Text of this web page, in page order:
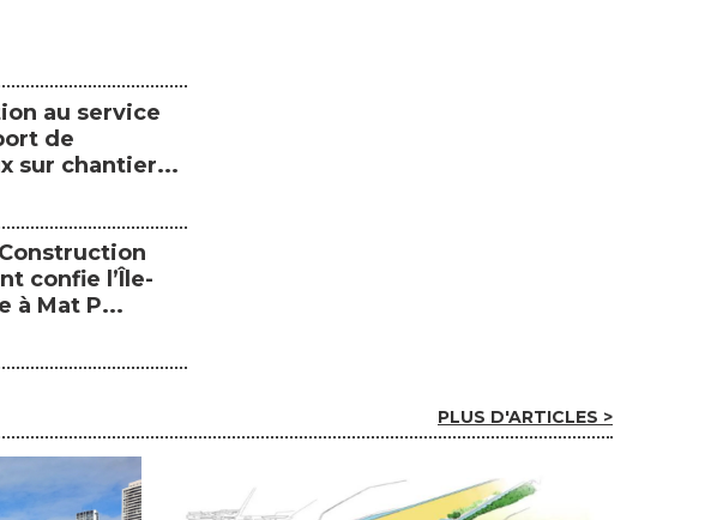
au service
de
sur chantier...
confie l’Île-
à Mat P...
PLUS D'ARTICLES >